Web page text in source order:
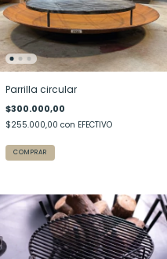
Parrilla circular
$300.000,00
$255.000,00 con EFECTIVO
COMPRAR